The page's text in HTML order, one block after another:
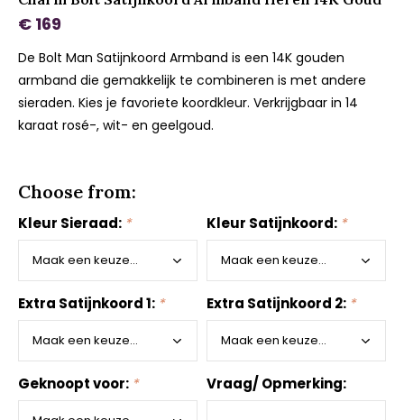
€ 169
De Bolt Man Satijnkoord Armband is een 14K gouden
armband die gemakkelijk te combineren is met andere
sieraden. Kies je favoriete koordkleur. Verkrijgbaar in 14
karaat rosé-, wit- en geelgoud.
Choose from:
Kleur Sieraad: * Kleur Satijnkoord: *
Extra Satijnkoord 1: * Extra Satijnkoord 2: *
Geknoopt voor: * Vraag/ Opmerking: